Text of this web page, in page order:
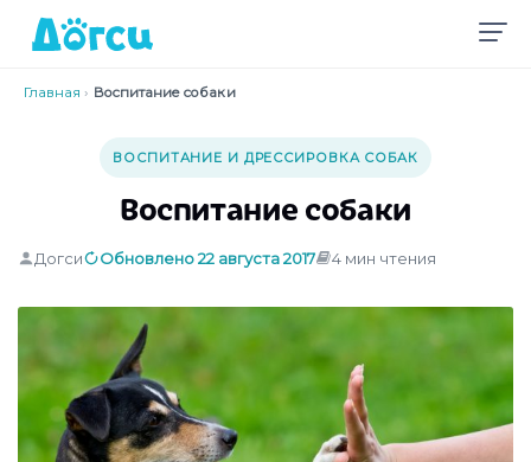
Главная › Воспитание собаки
ВОСПИТАНИЕ И ДРЕССИРОВКА СОБАК
Воспитание собаки
Догси Обновлено 22 августа 2017 4 мин чтения